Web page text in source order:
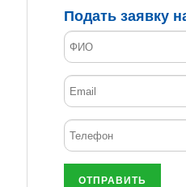
Подать заявку
ОТПРАВИТЬ